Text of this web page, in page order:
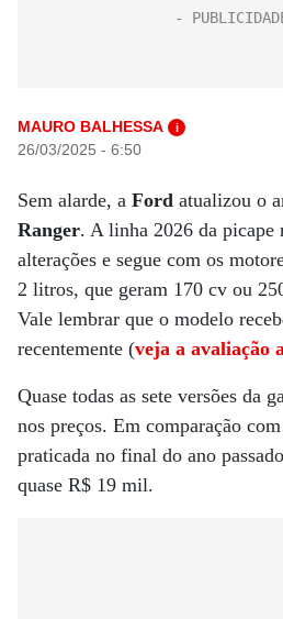
MAURO BALHESSA i
26/03/2025 - 6:50
Sem alarde, a Ford atualizou o
Ranger. A linha 2026 da picape
alterações e segue com os
2 litros, que geram 170 cv ou
Vale lembrar que o modelo
recentemente (veja a avaliação
Quase todas as sete versões da
nos preços. Em comparação
praticada no final do ano
quase R$ 19 mil.